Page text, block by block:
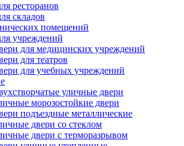
ресторанов
складов
помещений
учреждений
для медицинских учреждений
для театров
для учебных учреждений
уличные двери
морозостойкие двери
подъездные металлические
двери со стеклом
двери с терморазрывом